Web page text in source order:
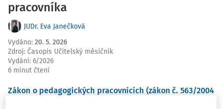
pracovníka
JUDr. Eva Janečková
Vydáno: 20. 5. 2026
Zdroj: Časopis Učitelský měsíčník
Vydání: 6/2026
6 minut čtení
Zákon o pedagogických pracovnících (zákon č. 563/2004